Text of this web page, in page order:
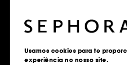
Usamos cookies para te
experiência no nosso site.